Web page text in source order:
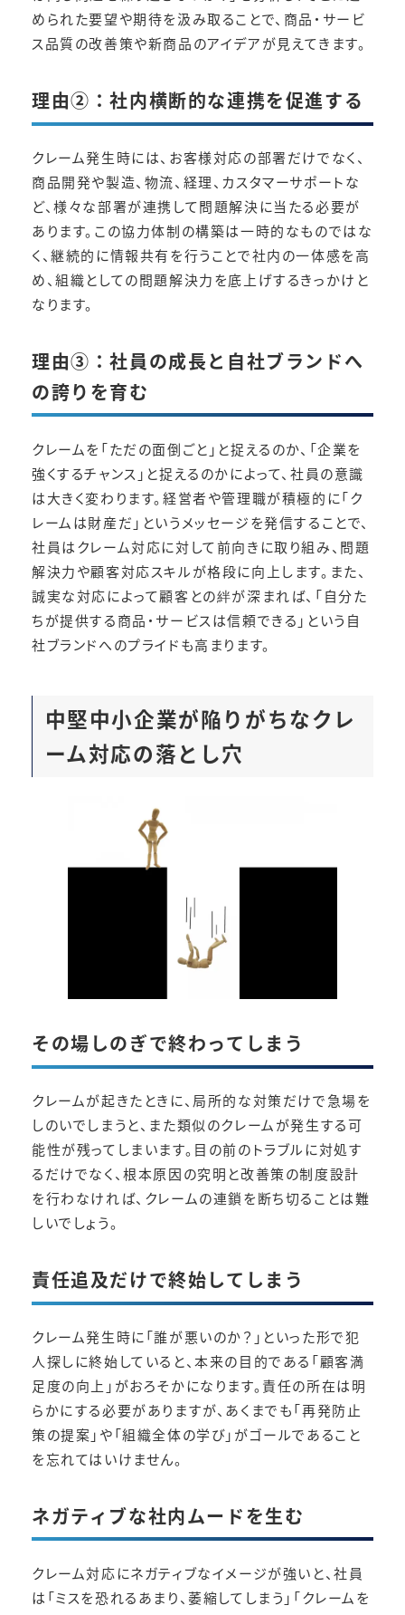
められた要望や期待を汲み取ることで、商品・サービ
ス品質の改善策や新商品のアイデアが見えてきます。
理由②：社内横断的な連携を促進する
クレーム発生時には、お客様対応の部署だけでなく、
商品開発や製造、物流、経理、カスタマーサポートな
ど、様々な部署が連携して問題解決に当たる必要が
あります。この協力体制の構築は一時的なものではな
く、継続的に情報共有を行うことで社内の一体感を高
め、組織としての問題解決力を底上げするきっかけと
なります。
理由③：社員の成長と自社ブランドへ
の誇りを育む
クレームを「ただの面倒ごと」と捉えるのか、「企業を
強くするチャンス」と捉えるのかによって、社員の意識
は大きく変わります。経営者や管理職が積極的に「ク
レームは財産だ」というメッセージを発信することで、
社員はクレーム対応に対して前向きに取り組み、問題
解決力や顧客対応スキルが格段に向上します。また、
誠実な対応によって顧客との絆が深まれば、「自分た
ちが提供する商品・サービスは信頼できる」という自
社ブランドへのプライドも高まります。
中堅中小企業が陥りがちなクレ
ーム対応の落とし穴
その場しのぎで終わってしまう
クレームが起きたときに、局所的な対策だけで急場を
しのいでしまうと、また類似のクレームが発生する可
能性が残ってしまいます。目の前のトラブルに対処す
るだけでなく、根本原因の究明と改善策の制度設計
を行わなければ、クレームの連鎖を断ち切ることは難
しいでしょう。
責任追及だけで終始してしまう
クレーム発生時に「誰が悪いのか？」といった形で犯
人探しに終始していると、本来の目的である「顧客満
足度の向上」がおろそかになります。責任の所在は明
らかにする必要がありますが、あくまでも「再発防止
策の提案」や「組織全体の学び」がゴールであること
を忘れてはいけません。
ネガティブな社内ムードを生む
クレーム対応にネガティブなイメージが強いと、社員
は「ミスを恐れるあまり、萎縮してしまう」「クレームを